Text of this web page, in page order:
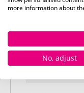
umgehend
more information about
No, adjust